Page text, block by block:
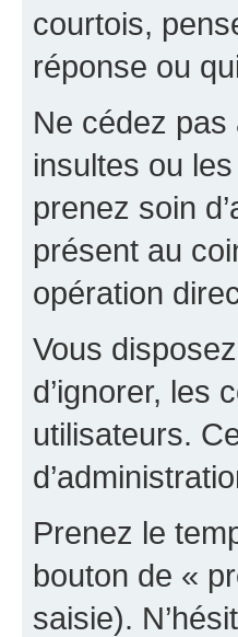
courtois,
réponse ou
Ne cédez
insultes ou
prenez soin
présent au
opération
Vous
d’ignorer, les
utilisateurs.
Prenez le
bouton de «
saisie).